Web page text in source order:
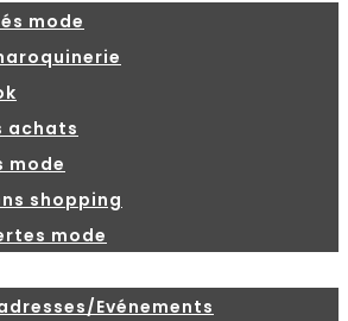
mode
achats
mode
shopping
mode
Evénements